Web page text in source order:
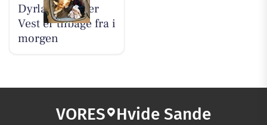
Dyrlæge Center
Vest er tilbage fra i
morgen
VORES Hvide Sande